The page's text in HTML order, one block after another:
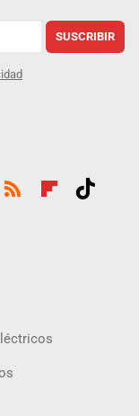
SUSCRIBIR